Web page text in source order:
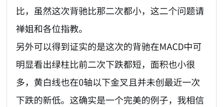
比，虽然这次背驰比那二次都小，这二个问题请
禅姐和各位指教。
另外可以得到证实的是这次的背驰在MACD中可
明显看出绿柱比前二次下跌都短，面积也小很
多，黄白线也在0轴以下金叉且并未创最近一次
下跌的新低。这确实是一个完美的例子，我相信